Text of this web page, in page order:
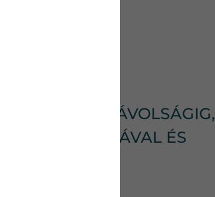
SZERELÉSI TÁVOLSÁGIG,
SZÁMLÁVAL ÉS